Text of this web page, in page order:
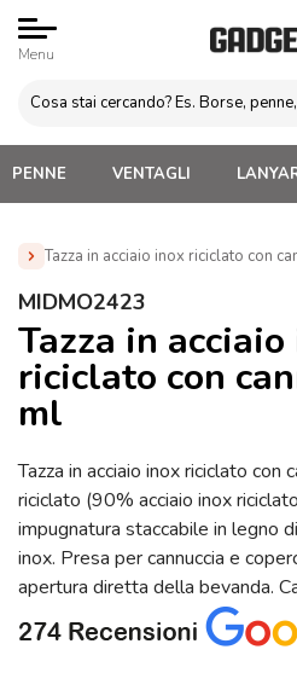
Menu
PENNE VENTAGLI
Tazza in acciaio inox riciclato con
Home » Tazze e bicchieri
(MIDMO2423)
MIDMO2423
Tazza in
riciclato con
ml
Tazza in acciaio inox riciclato con
riciclato (90% acciaio inox
impugnatura staccabile in legno
inox. Presa per cannuccia e
apertura diretta della bevanda.